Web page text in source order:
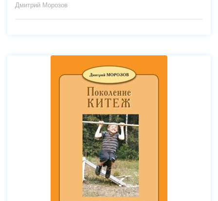
Дмитрий Морозов